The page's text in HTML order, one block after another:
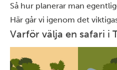
Så hur planerar man
Här går vi igenom det
Varför välja en safari i